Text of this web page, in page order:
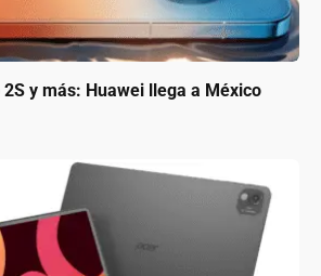
2S y más: Huawei llega a México